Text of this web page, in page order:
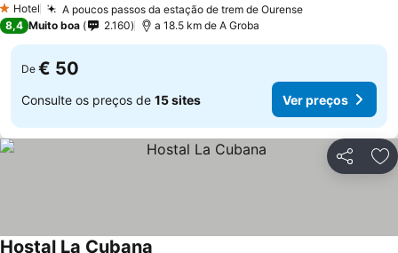
1 Estrelas
Hotel A poucos passos da estação de trem de Ourense
8,4 Muito boa 2.160 a 18.5 km de A Groba
De € 50
Consulte os preços de 15 sites Ver preços
Partilhar
Hostal La Cubana